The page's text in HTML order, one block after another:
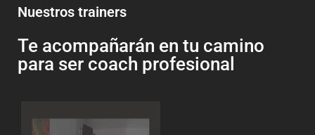
Nuestros trainers
Te acompañarán en tu camino
para ser coach profesional